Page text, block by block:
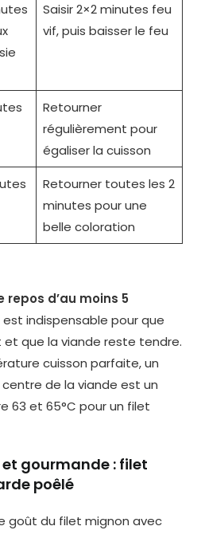
Saisir 2×2 minutes feu
vif, puis baisser le feu
Retourner
régulièrement pour
égaliser la cuisson
Retourner toutes les 2
minutes pour une
belle coloration
repos d’au moins 5
indispensable pour que
que la viande reste tendre.
cuisson parfaite, un
de la viande est un
63 et 65°C pour un filet
gourmande : filet
poêlé
goût du filet mignon avec